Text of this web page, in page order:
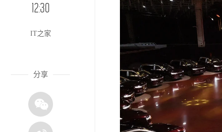
12:30
IT之家
分享